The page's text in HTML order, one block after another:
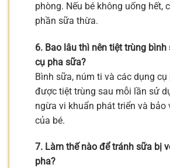
phòng. Nếu bé không uống hết,
phần sữa thừa.
6. Bao lâu thì nên tiệt trùng bình
cụ pha sữa?
Bình sữa, núm ti và các dụng cụ
được tiệt trùng sau mỗi lần sử
ngừa vi khuẩn phát triển và bảo
của bé.
7. Làm thế nào để tránh sữa bị
pha?